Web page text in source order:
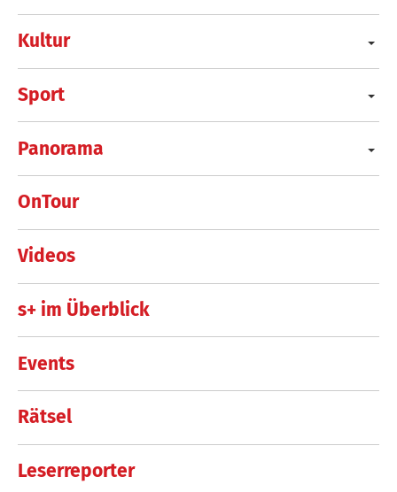
Kultur
Sport
Panorama
OnTour
Videos
s+ im Überblick
Events
Rätsel
Leserreporter